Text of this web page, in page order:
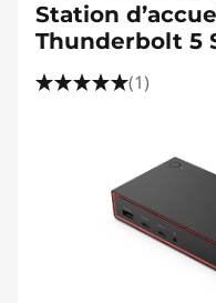
Station
Thunderbolt 5
(1)